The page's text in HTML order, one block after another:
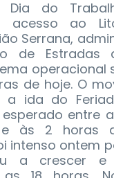
Dia do
acesso ao
Serrana,
de Estradas
operacional
de hoje. O
a ida do
entre
e às 2 horas
intenso ontem
a crescer e